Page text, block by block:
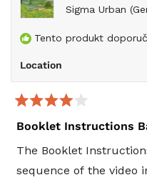
growing seasons
Sigma Urban
Tento produkt
Location
4
5
hvězdiček
The Booklet
sequence of the video